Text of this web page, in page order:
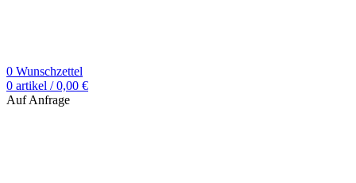
0 Wunschzettel
0 artikel / 0,00 €
Auf Anfrage